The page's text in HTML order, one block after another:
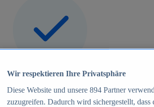
Marken
entdecken
Insights
Wir respektieren Ihre Privatsphäre
Diese Website und unsere 894 Partner
zuzugreifen. Dadurch wird sichergestellt,